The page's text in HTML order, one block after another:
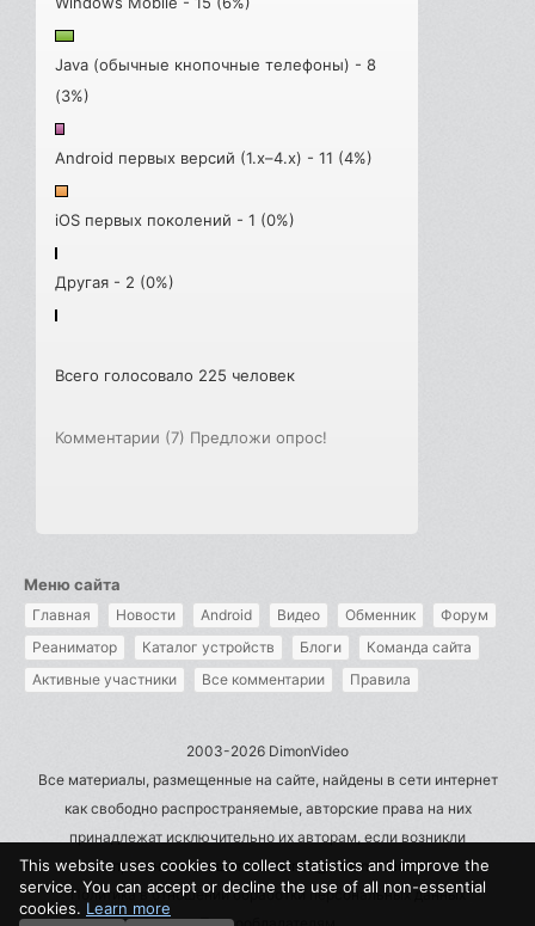
Java (обычные кнопочные телефоны) - 8
(3%)
Android первых версий (1.x–4.x) - 11 (4%)
iOS первых поколений - 1 (0%)
Другая - 2 (0%)
Всего голосовало 225 человек
Комментарии (7) Предложи опрос!
Меню сайта
Главная Новости Android Видео Обменник
Форум
Реаниматор
Каталог устройств Блоги
Команда сайта
Активные участники
Все комментарии Правила
2003-2026 DimonVideo
Все материалы, размещенные на сайте, найдены в сети интернет
как свободно распространяемые, авторские права на них
принадлежат исключительно их авторам, если возникли
претензии - пишите на admin@dimonvideo.ru
Политика в отношении обработки персональных данных
This website uses cookies to collect statistics and improve the
service. You can accept or decline the use of all non-essential
cookies. Learn more